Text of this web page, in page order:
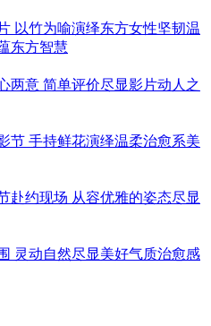
以竹为喻演绎东方女性坚韧温
东方智慧
两意 简单评价尽显影片动人之
节 手持鲜花演绎温柔治愈系美
赴约现场 从容优雅的姿态尽显
灵动自然尽显美好气质治愈感